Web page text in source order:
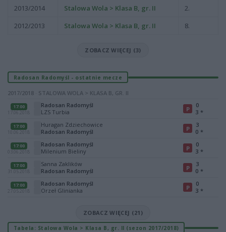
2013/2014 Stalowa Wola > Klasa B, gr. II
2.
2012/2013
Stalowa Wola > Klasa B, gr. II 8.
ZOBACZ WIĘCEJ (3)
Radosan Radomyśl - ostatnie mecze
2017/2018 · STALOWA WOLA > KLASA B, GR. II
17:00
17.06.2018
Radosan Radomyśl
LZS Turbia
P
0
3 *
17:00
10.06.2018
Huragan Zdziechowice
Radosan Radomyśl
P
3
0 *
17:00
03.06.2018
Radosan Radomyśl
Milenium Bieliny
P
0
3 *
17:00
31.05.2018
Sanna Zaklików
Radosan Radomyśl
P
3
0 *
17:00
27.05.2018
Radosan Radomyśl
Orzeł Glinianka
P
0
3 *
ZOBACZ WIĘCEJ (21)
Tabela: Stalowa Wola > Klasa B, gr. II (sezon 2017/2018)